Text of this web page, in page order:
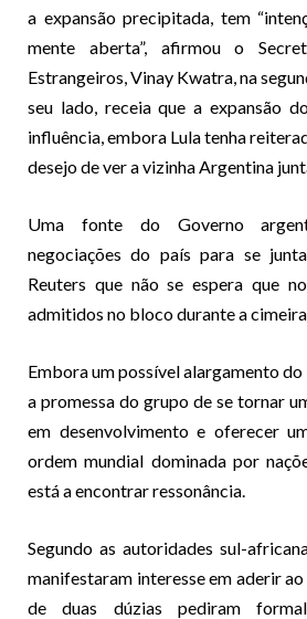
a expansão precipitada, tem
mente aberta”, afirmou o
Estrangeiros, Vinay Kwatra, na
seu lado, receia que a expansão
influência, embora Lula tenha
desejo de ver a vizinha Argentina
Uma fonte do Governo
negociações do país para se
Reuters que não se espera que
admitidos no bloco durante a
Embora um possível alargamento do
a promessa do grupo de se tornar
em desenvolvimento e oferecer
ordem mundial dominada por
está a encontrar ressonância.
Segundo as autoridades sul-
manifestaram interesse em aderir
de duas dúzias pediram